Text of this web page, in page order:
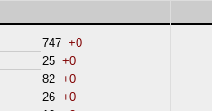
747 +0
25 +0
82 +0
26 +0